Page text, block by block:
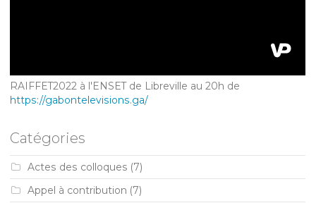
RAIFFET2022 à l'ENSET de Libreville au 20h de
https://gabontelevisions.ga/
Catégories
Actes des colloques (7)
Appel à contribution (7)